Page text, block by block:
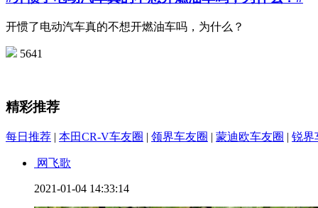
开惯了电动汽车真的不想开燃油车吗，为什么？
5641
精彩推荐
每日推荐 | 本田CR-V车友圈 | 领界车友圈 | 蒙迪欧车友圈 | 锐界
网飞歌
2021-01-04 14:33:14